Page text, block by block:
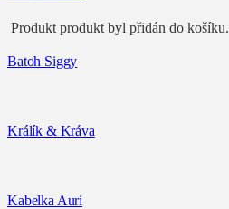
Produkt produkt byl přidán do košíku.
Batoh Siggy
Králík & Kráva
Kabelka Auri